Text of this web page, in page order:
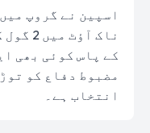
اسپین نے گروپ
ناک
کے پاس کوئی بھی
انتخاب ہے۔